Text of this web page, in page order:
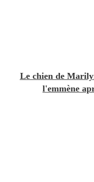
Le chien de
l'emmène